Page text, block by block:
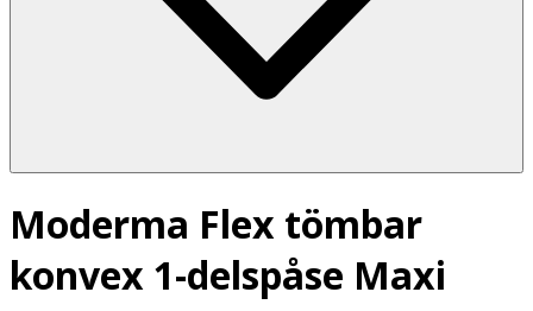
Moderma Flex tömbar
konvex 1-delspåse Maxi